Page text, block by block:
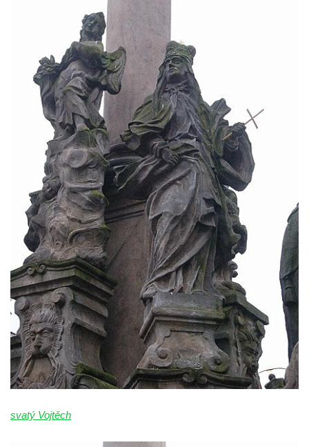
Sloup svatého Jakuba Většího u Jelení
Sloup Panny Marie s Ježíškem
(Svatohorská Madona) v Klášterci nad Ohří
Sloup Nejsvětější Trojice na náměstí v
Klášterci nad Ohří
Sloup Nejsvětější Trojice v Klášterci nad
Ohří
Sloup Panny Marie s Ježíškem v Klášterci
nad Ohří
Sloup Panny Marie v Mimoni
Sloup Panny Marie v Mnichově Hradišti
Sloup Panny Marie v Klášterci nad Ohří
Zbytek světeckého sloupu v Klášterci nad
Ohří
Sloup svatého Floriána v Žatci
Sloup Nejsvětější Trojice v Žatci
Sloup svatého Jana Nepomuckého v Žatci
Sloup se sochou Ukřižovaného v Žatci
Sloup Nejsvětější Trojice ve Stráži nad Ohří
svatý Vojtěch